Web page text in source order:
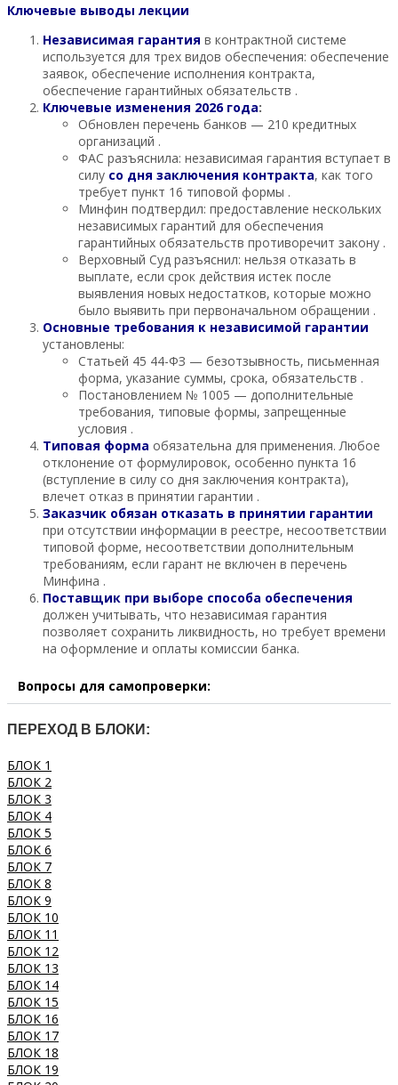
Ключевые выводы лекции
Независимая гарантия в контрактной системе
используется для трех видов обеспечения: обеспечение
заявок, обеспечение исполнения контракта,
обеспечение гарантийных обязательств .
Ключевые изменения 2026 года:
Обновлен перечень банков — 210 кредитных
организаций .
ФАС разъяснила: независимая гарантия вступает в
силу со дня заключения контракта, как того
требует пункт 16 типовой формы .
Минфин подтвердил: предоставление нескольких
независимых гарантий для обеспечения
гарантийных обязательств противоречит закону .
Верховный Суд разъяснил: нельзя отказать в
выплате, если срок действия истек после
выявления новых недостатков, которые можно
было выявить при первоначальном обращении .
Основные требования к независимой гарантии
установлены:
Статьей 45 44-ФЗ — безотзывность, письменная
форма, указание суммы, срока, обязательств .
Постановлением № 1005 — дополнительные
требования, типовые формы, запрещенные
условия .
Типовая форма обязательна для применения. Любое
отклонение от формулировок, особенно пункта 16
(вступление в силу со дня заключения контракта),
влечет отказ в принятии гарантии .
Заказчик обязан отказать в принятии гарантии
при отсутствии информации в реестре, несоответствии
типовой форме, несоответствии дополнительным
требованиям, если гарант не включен в перечень
Минфина .
Поставщик при выборе способа обеспечения
должен учитывать, что независимая гарантия
позволяет сохранить ликвидность, но требует времени
на оформление и оплаты комиссии банка.
Вопросы для самопроверки:
ПЕРЕХОД В БЛОКИ:
БЛОК 1
БЛОК 2
БЛОК 3
БЛОК 4
БЛОК 5
БЛОК 6
БЛОК 7
БЛОК 8
БЛОК 9
БЛОК 10
БЛОК 11
БЛОК 12
БЛОК 13
БЛОК 14
БЛОК 15
БЛОК 16
БЛОК 17
БЛОК 18
БЛОК 19